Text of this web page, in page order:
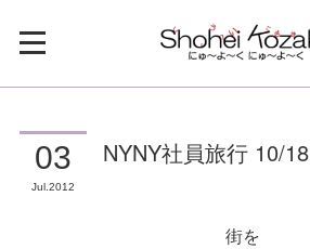
03
Jul 2012
NYNY社員旅行 10/18
街を